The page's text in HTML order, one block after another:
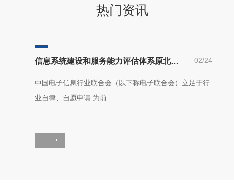
热门资讯
02/24
信息系统建设和服务能力评估体系原北京系统集成资质认未来的发展趋势
中国电子信息行业联合会（以下称电子联合会）立足于行
业自律、自愿申请 为前……